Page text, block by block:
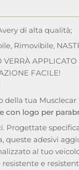
di alta qualità;
Rimovibile,
VERRÀ
FACILE!
della tua Musclecar
con logo per
Progettate
queste adesivi
al tuo
e